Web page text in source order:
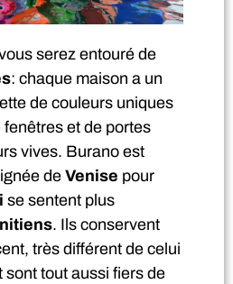
serez entouré de
: chaque maison a un
de couleurs uniques
et de portes
vives. Burano est
de Venise pour
se sentent plus
. Ils conservent
très différent de celui
sont tout aussi fiers de